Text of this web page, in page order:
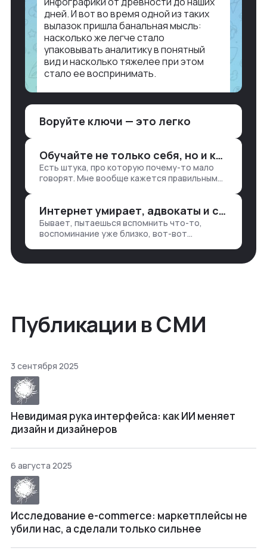
дней. И вот во время одной из таких
вылазок пришла банальная мысль:
насколько же легче стало
упаковывать аналитику в понятный
вид и насколько тяжелее при этом
стало ее воспринимать.
Объясню в разрезе нашей работы.
Чтобы создать дашборд со всякой
аналитикой лет 15 назад, нужно было:
продажи, заявки, прогресс по проекту
— все ручками
Воруйте ключи — это легко
Обучайте не только себя, но и клиентов
Есть штука, про которую почему-то мало
говорят. Мне вообще кажется правильным
хватаешь у клиента: е…
Интернет умирает, адвокаты и судьи в растерянности, а я хочу песню
Бывает, пытаешься вспомнить что-то,
воспоминание уже близко, вот-вот
неделями, если сильно не повезе…
Публикации в СМИ
3 сентября 2025
Невидимая рука интерфейса: как ИИ меняет
дизайн и дизайнеров
6 августа 2025
Исследование e-commerce: маркетплейсы не
убили нас, а сделали только сильнее